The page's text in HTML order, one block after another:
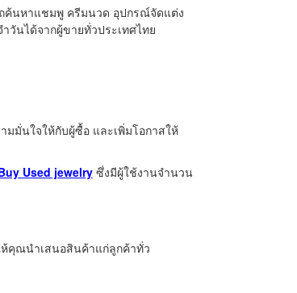
ค้นหาแชมพู ครีมนวด อุปกรณ์จัดแต่ง
วันได้จากผู้ขายทั่วประเทศไทย
มั่นใจให้กับผู้ซื้อ และเพิ่มโอกาสให้
Used jewelryซึ่งมีผู้ใช้งานจำนวน
คุณนำเสนอสินค้าแก่ลูกค้าทั่ว